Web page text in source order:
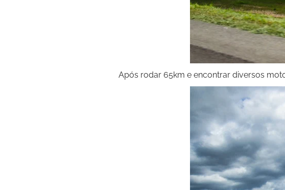
Após rodar 65km e encontrar diversos